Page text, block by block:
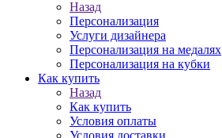
Назад
Персонализация
Услуги дизайнера
Персонализация на медалях
Персонализация на кубки
Как купить
Назад
Как купить
Условия оплаты
Условия доставки